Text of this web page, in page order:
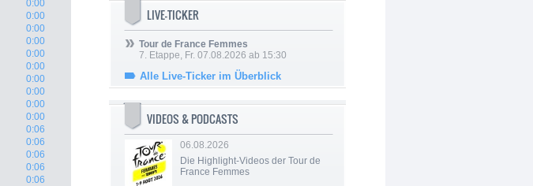
0:00
0:00
0:00
0:00
0:00
0:00
0:00
0:00
0:00
0:00
0:06
0:06
0:06
0:06
0:06
LIVE-TICKER
Tour de France Femmes
7. Etappe, Fr. 07.08.2026 ab 15:30
Alle Live-Ticker im Überblick
VIDEOS & PODCASTS
06.08.2026
Die Highlight-Videos der Tour de
France Femmes